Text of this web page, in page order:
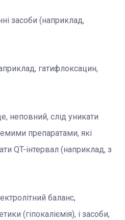
засоби (наприклад,
гатифлоксацин,
неповний, слід уникати
препаратами, які
QT-інтервал (наприклад, з
баланс,
(гіпокаліємія), і засоби,